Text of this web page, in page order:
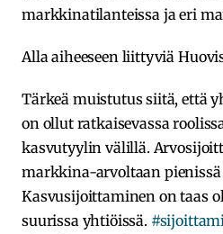
markkinatilanteissa ja eri
Alla aiheeseen liittyviä
Tärkeä muistutus siitä, että
on ollut ratkaisevassa
kasvutyylin välillä.
markkina-arvoltaan pienissä
Kasvusijoittaminen on taas
suurissa yhtiöissä.